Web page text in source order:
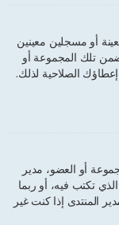
أو مسجلين معينين
تلك المجموعة أو
الصلاحية لذلك.
أو العضو، مدير
تكتب فيه، أو ربما
المنتدى إذا كنت غير